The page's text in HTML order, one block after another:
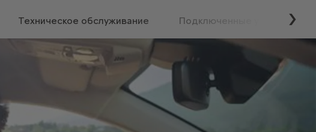
Техническое обслуживание Подключенные услуги